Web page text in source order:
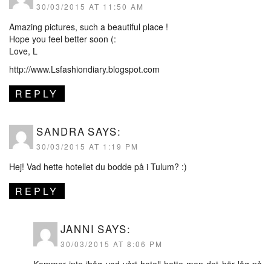
30/03/2015 AT 11:50 AM
Amazing pictures, such a beautiful place !
Hope you feel better soon (:
Love, L
http://www.Lsfashiondiary.blogspot.com
REPLY
SANDRA SAYS:
30/03/2015 AT 1:19 PM
Hej! Vad hette hotellet du bodde på i Tulum? :)
REPLY
JANNI SAYS:
30/03/2015 AT 8:06 PM